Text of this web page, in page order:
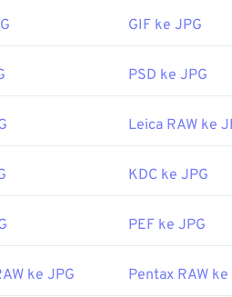
gambar mengenali dan dapat
web bawaan Anda. Untuk
populer seperti
Chrome, aplikasi
Ukuran Gambar
kami.
GIF ke JPG
PSD ke JPG
Leica RAW ke
KDC ke JPG
PEF ke JPG
ke JPG Pentax RAW ke